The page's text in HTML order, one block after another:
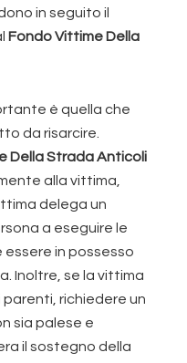
in seguito il
Fondo Vittime Della
è quella che
da risarcire.
Della Strada Anticoli
alla vittima,
delega un
a eseguire le
in possesso
Inoltre, se la vittima
parenti, richiedere un
sia palese e
il sostegno della